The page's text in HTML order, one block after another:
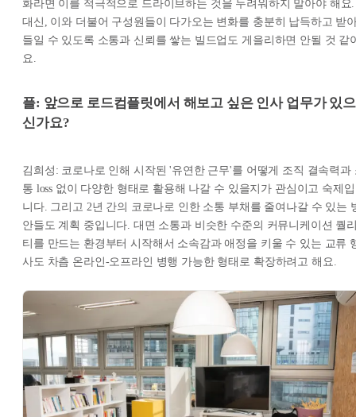
화라면 이를 적극적으로 드라이브하는 것을 두려워하지 말아야 해요.
대신, 이와 더불어 구성원들이 다가오는 변화를 충분히 납득하고 받
들일 수 있도록 소통과 신뢰를 쌓는 빌드업도 게을리하면 안될 것 같
요.
플: 앞으로 로드컴플릿에서 해보고 싶은 인사 업무가 있으
신가요?
김희성: 코로나로 인해 시작된 '유연한 근무'를 어떻게 조직 결속력과
통 loss 없이 다양한 형태로 활용해 나갈 수 있을지가 관심이고 숙제입
니다. 그리고 2년 간의 코로나로 인한 소통 부채를 줄여나갈 수 있는
안들도 계획 중입니다. 대면 소통과 비슷한 수준의 커뮤니케이션 퀄
티를 만드는 환경부터 시작해서 소속감과 애정을 키울 수 있는 교류
사도 차츰 온라인-오프라인 병행 가능한 형태로 확장하려고 해요.